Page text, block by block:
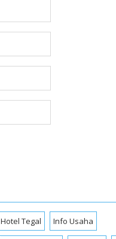
Hotel Tegal Info Usaha